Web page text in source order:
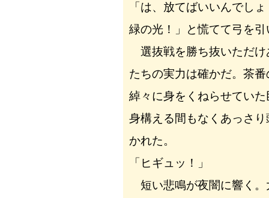
「は、放てばいいんでし
緑の光！」と慌てて弓を引
選抜戦を勝ち抜いただけ
たちの実力は確かだ。茶
綽々に身をくねらせてい
身構える間もなくあっさ
かれた。
「ヒギュッ！」
短い悲鳴が夜闇に響く。